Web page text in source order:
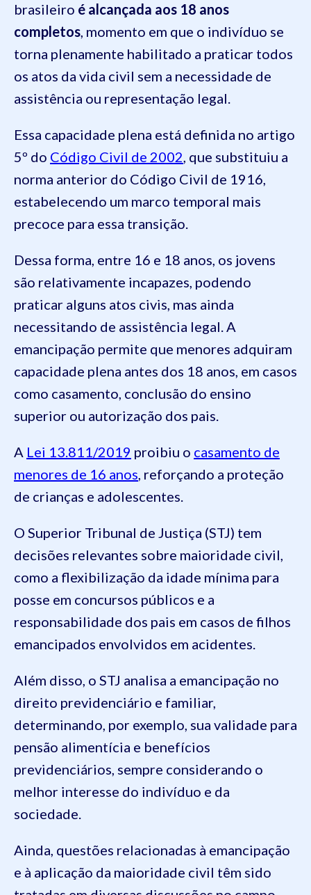
brasileiro é alcançada aos 18 anos
completos , momento em que o indivíduo se
torna plenamente habilitado a praticar todos
os atos da vida civil sem a necessidade de
assistência ou representação legal.
Essa capacidade plena está definida no artigo
5º do Código Civil de 2002 , que substituiu a
norma anterior do Código Civil de 1916,
estabelecendo um marco temporal mais
precoce para essa transição.
Dessa forma, entre 16 e 18 anos, os jovens
são relativamente incapazes, podendo
praticar alguns atos civis, mas ainda
necessitando de assistência legal. A
emancipação permite que menores adquiram
capacidade plena antes dos 18 anos, em casos
como casamento, conclusão do ensino
superior ou autorização dos pais.
A Lei 13.811/2019 proibiu o casamento de
menores de 16 anos , reforçando a proteção
de crianças e adolescentes.
O Superior Tribunal de Justiça (STJ) tem
decisões relevantes sobre maioridade civil,
como a flexibilização da idade mínima para
posse em concursos públicos e a
responsabilidade dos pais em casos de filhos
emancipados envolvidos em acidentes.
Além disso, o STJ analisa a emancipação no
direito previdenciário e familiar,
determinando, por exemplo, sua validade para
pensão alimentícia e benefícios
previdenciários, sempre considerando o
melhor interesse do indivíduo e da
sociedade.
Ainda, questões relacionadas à emancipação
e à aplicação da maioridade civil têm sido